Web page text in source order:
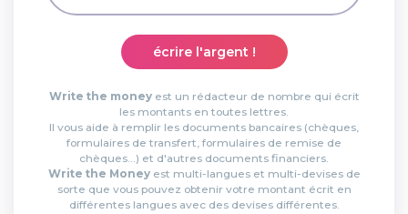
écrire l'argent !
Write the moneyest un rédacteur de nombre qui écrit
les montants en toutes lettres.
Il vous aide à remplir les documents bancaires (chèques,
formulaires de transfert, formulaires de remise de
chèques...) et d'autres documents financiers.
Write the Moneyest multi-langues et multi-devises de
sorte que vous pouvez obtenir votre montant écrit en
différentes langues avec des devises différentes.